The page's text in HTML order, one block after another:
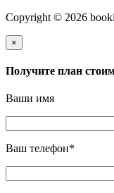
Copyright © 2026
×
Получите план
Ваши имя
Ваш телефон*